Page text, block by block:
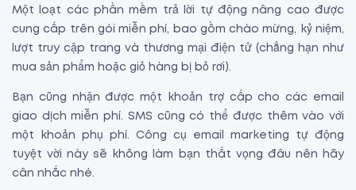
Một loạt các phần mềm trả lời tự động nâng cao được
cung cấp trên gói miễn phí, bao gồm chào mừng, kỷ niệm,
lượt truy cập trang và thương mại điện tử (chẳng hạn như
mua sản phẩm hoặc giỏ hàng bị bỏ rơi).
Bạn cũng nhận được một khoản trợ cấp cho các email
giao dịch miễn phí. SMS cũng có thể được thêm vào với
một khoản phụ phí. Công cụ email marketing tự động
tuyệt vời này sẽ không làm bạn thất vọng đâu nên hãy
cân nhắc nhé.